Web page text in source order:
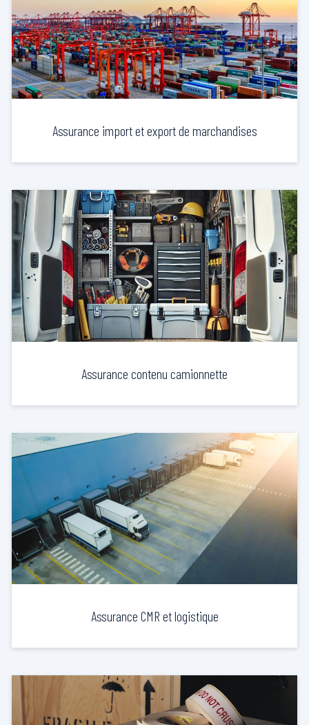
Assurance import et export de marchandises
Assurance contenu camionnette
Assurance CMR et logistique